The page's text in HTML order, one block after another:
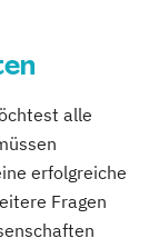
alle
erfolgreiche
Fragen